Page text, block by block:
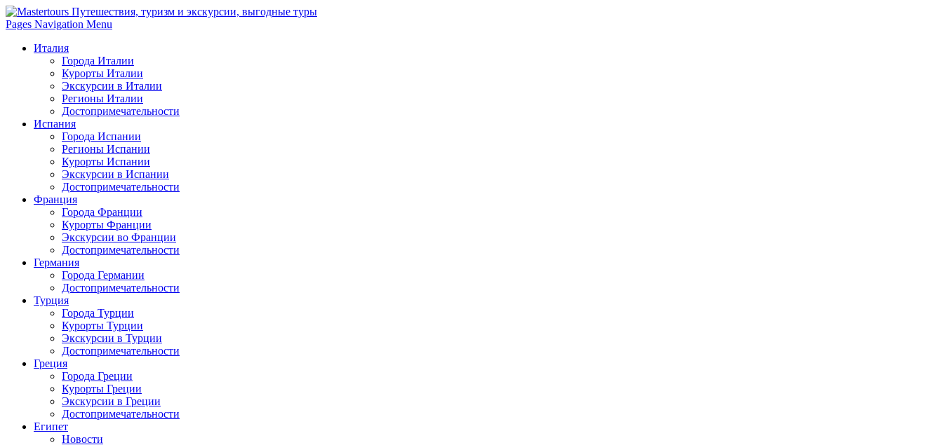
Pages Navigation Menu
Италия
Города Италии
Курорты Италии
Экскурсии в Италии
Регионы Италии
Достопримечательности
Испания
Города Испании
Регионы Испании
Курорты Испании
Экскурсии в Испании
Достопримечательности
Франция
Города Франции
Курорты Франции
Экскурсии во Франции
Достопримечательности
Германия
Города Германии
Достопримечательности
Турция
Города Турции
Курорты Турции
Экскурсии в Турции
Достопримечательности
Греция
Города Греции
Курорты Греции
Экскурсии в Греции
Достопримечательности
Египет
Новости